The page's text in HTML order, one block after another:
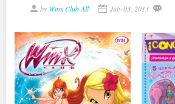
by Winx Club All July 03, 2013